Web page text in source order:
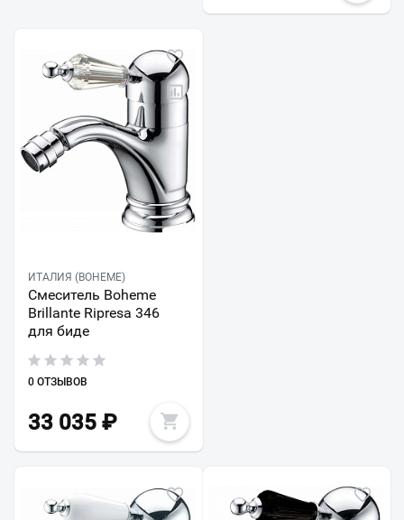
ИТАЛИЯ (BOHEME)
Смеситель Boheme
Brillante Ripresa 346
для биде
0 ОТЗЫВОВ
33 035 ₽